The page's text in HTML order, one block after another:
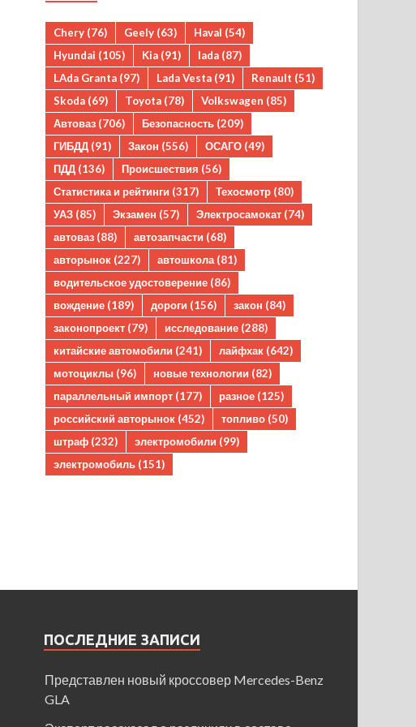
Chery (76) Geely (63) Haval (54)
Hyundai (105) Kia (91) lada (87)
LAda Granta (97) Lada Vesta (91) Renault (51)
Skoda (69) Toyota (78) Volkswagen (85)
Автоваз (706) Безопасность (209)
ГИБДД (91) Закон (556) ОСАГО (49)
ПДД (136) Происшествия (56)
Статистика и рейтинги (317) Техосмотр (80)
УАЗ (85) Экзамен (57) Электросамокат (74)
автоваз (88) автозапчасти (68)
авторынок (227) автошкола (81)
водительское удостоверение (86)
вождение (189) дороги (156) закон (84)
законопроект (79) исследование (288)
китайские автомобили (241) лайфхак (642)
мотоциклы (96) новые технологии (82)
параллельный импорт (177) разное (125)
российский авторынок (452) топливо (50)
штраф (232) электромобили (99)
электромобиль (151)
ПОСЛЕДНИЕ ЗАПИСИ
Представлен новый кроссовер Mercedes-Benz
GLA